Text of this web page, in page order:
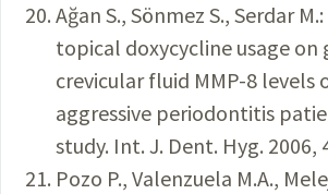
Ağan S., Sönmez S., Serdar
topical doxycycline usage on
crevicular fluid MMP-8 levels
aggressive periodontitis
study. Int. J. Dent. Hyg. 2006,
Pozo P., Valenzuela M.A.,